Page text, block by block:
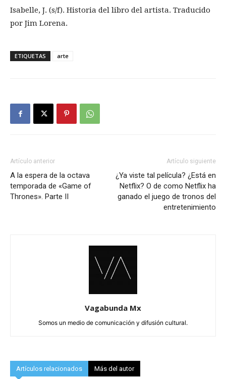
Isabelle, J. (s/f). Historia del libro del artista. Traducido
por Jim Lorena.
ETIQUETAS arte
Artículo anterior
A la espera de la octava
temporada de «Game of
Thrones». Parte II
Artículo siguiente
¿Ya viste tal película? ¿Está en
Netflix? O de como Netflix ha
ganado el juego de tronos del
entretenimiento
Vagabunda Mx
Somos un medio de comunicación y difusión cultural.
Artículos relacionados Más del autor